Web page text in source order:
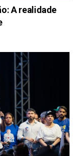
A realidade